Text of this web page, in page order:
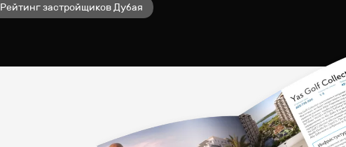
Рейтинг застройщиков Дубая